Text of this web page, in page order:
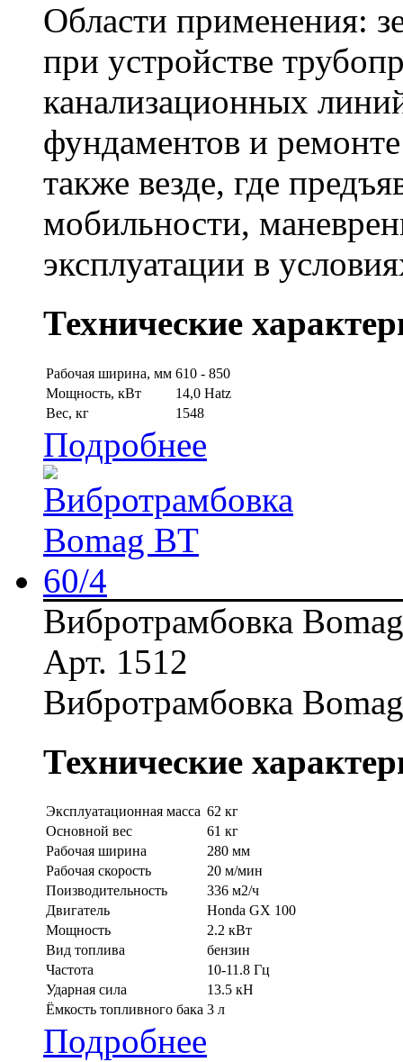
Области применения:
при устройстве
канализационных
фундаментов и
также везде, где
мобильности,
эксплуатации в
Технические
Рабочая ширина, мм 610 - 850
Мощность, кВт
14,0 Hatz
Вес, кг
1548
Подробнее
Вибротрамбовка
Арт. 1512
Вибротрамбовка
Технические
Эксплуатационная масса 62 кг
Основной вес
61 кг
Рабочая ширина
280 мм
Рабочая скорость
20 м/мин
Поизводительность
336 м2/ч
Двигатель
Honda GX 100
Мощность
2.2 кВт
Вид топлива
бензин
Частота
10-11.8 Гц
Ударная сила
13.5 кН
Ёмкость топливного бака 3 л
Подробнее